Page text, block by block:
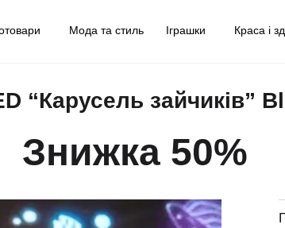
Мода та стиль Іграшки Краса і
“Карусель зайчиків”
Знижка 50%